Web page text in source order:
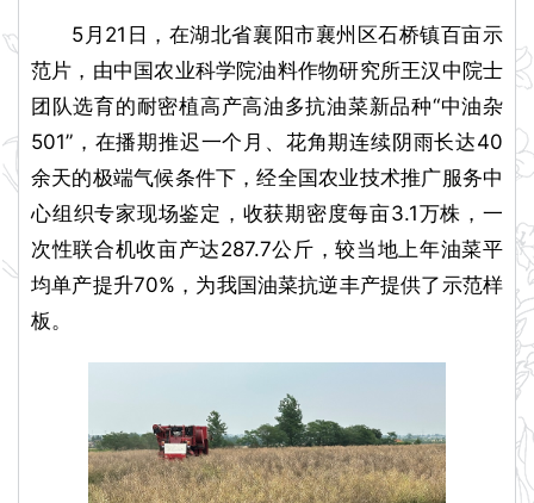
5月21日，在湖北省襄阳市襄州区石桥镇百亩示
范片，由中国农业科学院油料作物研究所王汉中院士
团队选育的耐密植高产高油多抗油菜新品种“中油杂
501”，在播期推迟一个月、花角期连续阴雨长达40
余天的极端气候条件下，经全国农业技术推广服务中
心组织专家现场鉴定，收获期密度每亩3.1万株，一
次性联合机收亩产达287.7公斤，较当地上年油菜平
均单产提升70%，为我国油菜抗逆丰产提供了示范样
板。